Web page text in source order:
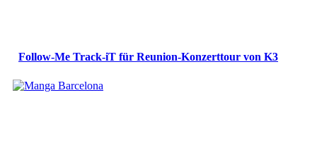
Follow-Me Track-iT für Reunion-Konzerttour von K3